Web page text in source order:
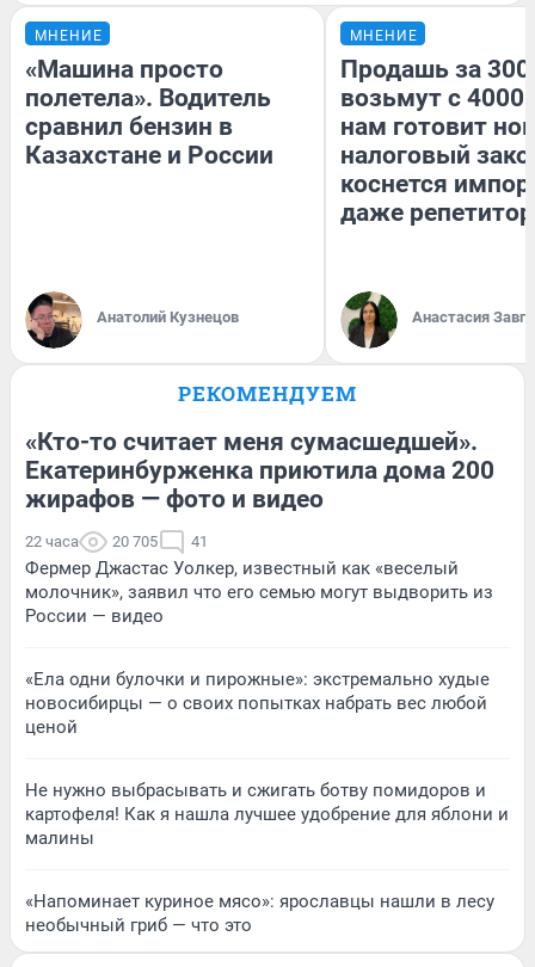
МНЕНИЕ
«Машина просто
полетела». Водитель
сравнил бензин в
Казахстане и России
Анатолий Кузнецов
МНЕНИЕ
Продашь за
возьмут с
нам готовит
налоговый
коснется
даже
Анастасия
РЕКОМЕНДУЕМ
«Кто-то считает меня сумасшедшей».
Екатеринбурженка приютила дома 200
жирафов — фото и видео
22 часа 20 705 41
Фермер Джастас Уолкер, известный как «веселый
молочник», заявил что его семью могут выдворить из
России — видео
«Ела одни булочки и пирожные»: экстремально худые
новосибирцы — о своих попытках набрать вес любой
ценой
Не нужно выбрасывать и сжигать ботву помидоров и
картофеля! Как я нашла лучшее удобрение для яблони и
малины
«Напоминает куриное мясо»: ярославцы нашли в лесу
необычный гриб — что это